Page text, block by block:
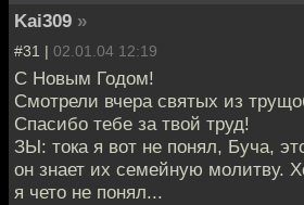
Kai309 »
#31 | 02.01.04 12:19
С Новым Годом!
Смотрели вчера святых из
Спасибо тебе за твой труд!
ЗЫ: тока я вот не понял, Буча,
он знает их семейную молитву.
я чето не понял...